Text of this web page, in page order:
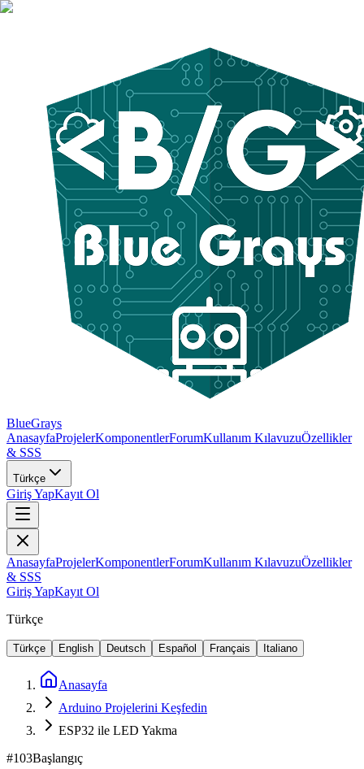
BlueGrays
AnasayfaProjelerKomponentlerForumKullanım KılavuzuÖzellikler
& SSS
Türkçe
Giriş YapKayıt Ol
AnasayfaProjelerKomponentlerForumKullanım KılavuzuÖzellikler
& SSS
Giriş YapKayıt Ol
Türkçe
Türkçe English Deutsch Español Français Italiano
Anasayfa
Arduino Projelerini Keşfedin
ESP32 ile LED Yakma
#103Başlangıç